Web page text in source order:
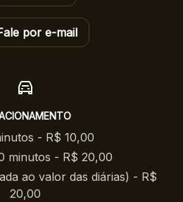
por e-mail
- R$ 10,00
minutos - R$ 20,00
ao valor das diárias) - R$
20,00